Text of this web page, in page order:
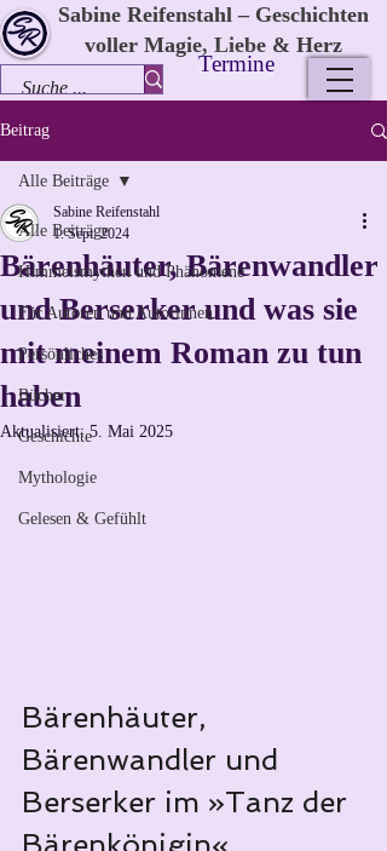
Sabine Reifenstahl – Geschichten
voller Magie, Liebe & Herz
Termine
Beitrag
Alle Beiträge
Himmelsmythen und Phänomene
Für Autoren und Autorinnen
Persönliches
Bücher
Geschichte
Mythologie
Gelesen & Gefühlt
Alle Beiträge
Bärenhäuter, Bärenwandler
und Berserker und was sie
mit meinem Roman zu tun
haben
Sabine Reifenstahl
1. Sept. 2024
Aktualisiert:5. Mai 2025
Bärenhäuter,
Bärenwandler und
Berserker im »Tanz der